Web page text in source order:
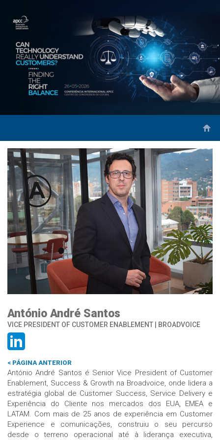
António André Santos
VICE PRESIDENT OF CUSTOMER ENABLEMENT | BROADVOICE
< PÁGINA ANTERIOR
António André Santos é Senior Vice President of Customer
Enablement, Success & Growth na Broadvoice, onde lidera a
estratégia global de Customer Success, Service Delivery e
Experiência do Cliente nos mercados dos EUA, EMEA e
LATAM. Com mais de 25 anos de experiência em Customer
Experience e comunicações, construiu o seu percurso
desde o terreno operacional até à liderança executiva,